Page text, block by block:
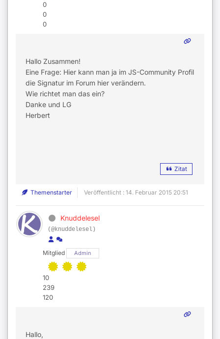
0
0
0
Hallo Zusammen!
Eine Frage: Hier kann man ja im JS-Community Profil
die Signatur im Forum hier verändern.
Wie richtet man das ein?
Danke und LG
Herbert
Zitat
Themenstarter Veröffentlicht : 14. Februar 2015 20:51
Knuddelesel
(@knuddelesel)
Mitglied Admin
10
239
120
Hallo,